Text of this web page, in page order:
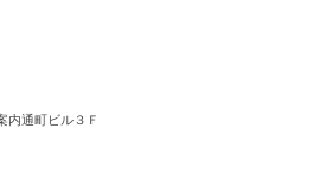
内通町ビル３Ｆ